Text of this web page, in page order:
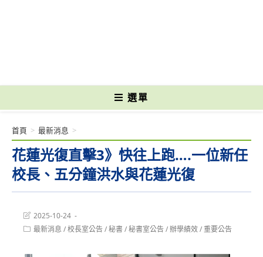
選單
花蓮光復直擊3》快往上跑….一位新任
校長、五分鐘洪水與花蓮光復
首頁 > 最新消息 >
Post
last
modified:
2025-10-24
Post最新消息 /校長室公告/秘書/秘書室公告/辦學績效/重要公告